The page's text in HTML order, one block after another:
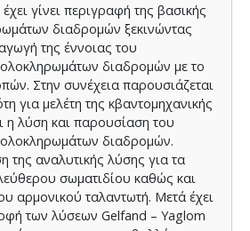
γίνει περιγραφή της βασικής
διαδρομών ξεκινώντας
της έννοιας του
διαδρομών με το
Στην συνέχεια παρουσιάζεται
για μελέτη της κβαντομηχανικής
η λύση και παρουσίαση του
διαδρομών.
της αναλυτικής λύσης για τα
σωματιδίου καθώς και
αρμονικού ταλαντωτή. Μετά έχει
των λύσεων Gelfand – Yaglom